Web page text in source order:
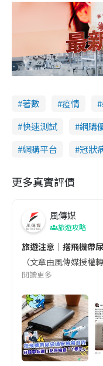
著數 疫情
快速測試
網購
網購平台
冠狀
更多真實評價
風傳媒
旅遊攻略
旅遊注意｜搭飛機帶
（文章由風傳媒授
閱讀更多